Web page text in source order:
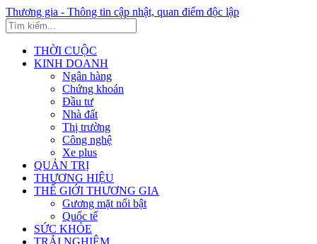
Thương gia - Thông tin cập nhật, quan điểm độc lập
THỜI CUỘC
KINH DOANH
Ngân hàng
Chứng khoán
Đầu tư
Nhà đất
Thị trường
Công nghệ
Xe plus
QUẢN TRỊ
THƯƠNG HIỆU
THẾ GIỚI THƯƠNG GIA
Gương mặt nổi bật
Quốc tế
SỨC KHỎE
TRẢI NGHIỆM